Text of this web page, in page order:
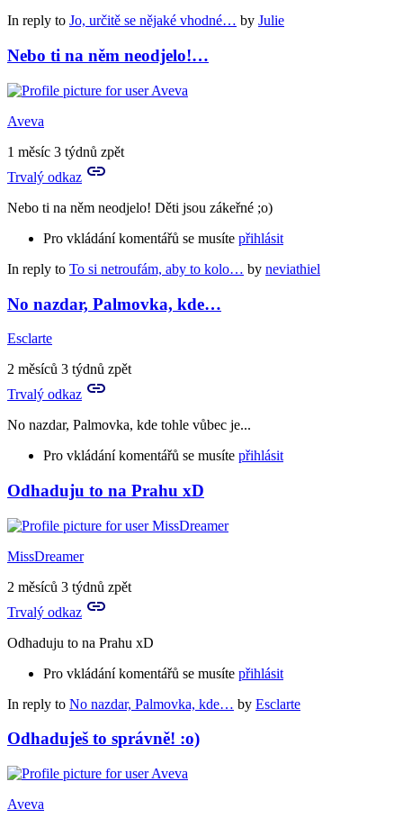
In reply to Jo, určitě se nějaké vhodné… by Julie
Nebo ti na něm neodjelo!…
Aveva
1 měsíc 3 týdnů zpět
Trvalý odkaz
Nebo ti na něm neodjelo! Děti jsou zákeřné ;o)
Pro vkládání komentářů se musíte přihlásit
In reply to To si netroufám, aby to kolo… by neviathiel
No nazdar, Palmovka, kde…
Esclarte
2 měsíců 3 týdnů zpět
Trvalý odkaz
No nazdar, Palmovka, kde tohle vůbec je...
Pro vkládání komentářů se musíte přihlásit
Odhaduju to na Prahu xD
MissDreamer
2 měsíců 3 týdnů zpět
Trvalý odkaz
Odhaduju to na Prahu xD
Pro vkládání komentářů se musíte přihlásit
In reply to No nazdar, Palmovka, kde… by Esclarte
Odhaduješ to správně! :o)
Aveva